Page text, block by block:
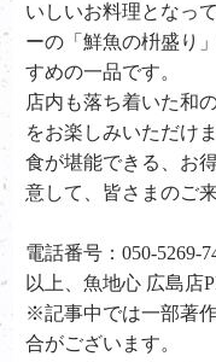
いしいお料理となっ
ーの「鮮魚の枡盛り
すめの一品です。
店内も落ち着いた和
をお楽しみいただけ
食が堪能できる、お
意して、皆さまのご
電話番号：050-5269-
以上、魚地心 広島店
※記事中では一部著
合がございます。